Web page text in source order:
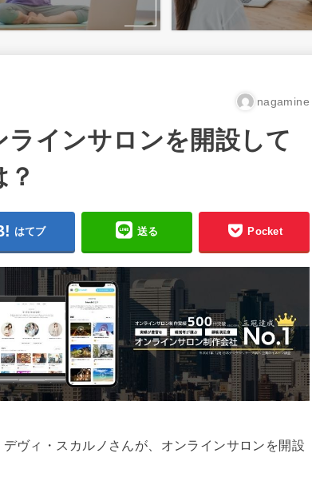
nagamine
インサロンを開設して
はてブ 送る Pocket
ヴィ・スカルノさんが、オンラインサロンを開設